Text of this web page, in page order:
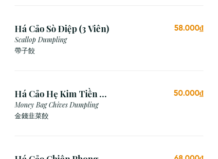
Há Cảo Sò Điệp (3 Viên)
Scallop Dumpling
帶子餃
58.000₫
Há Cảo Hẹ Kim Tiền (3
Viên)
Money Bag Chives Dumpling
金錢韭菜餃
50.000₫